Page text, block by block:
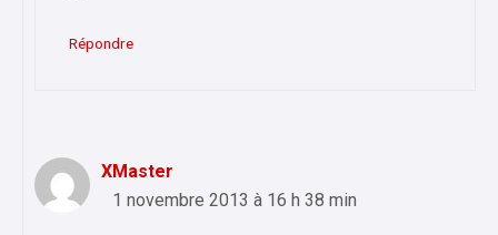
Répondre
XMaster
1 novembre 2013 à 16 h 38 min